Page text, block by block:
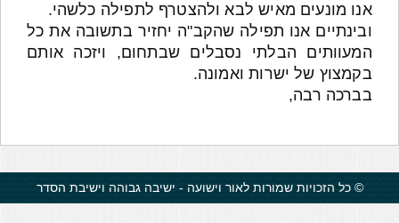
אנו מונעים מאיש לבא ולהצטרף לתפילה כלשהי.
ובינתיים אנו תפילה שהקב"ה יחזיר בתשובה את כל
המעוותים הבלתי נסבלים שבתחום, ויזכה אותם
בקמצוץ של ישרות ואמונה.
בברכה רבה,
© כל הזכויות שמורות לאור וישועה - ישיבה גבוהה וישיבת הסדר